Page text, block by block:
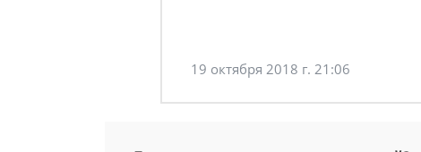
19 октября 2018 г. 21:06